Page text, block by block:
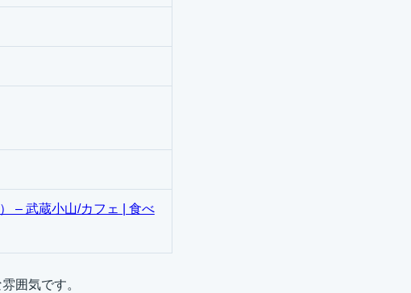
– 武蔵小山/カフェ | 食べ
囲気です。